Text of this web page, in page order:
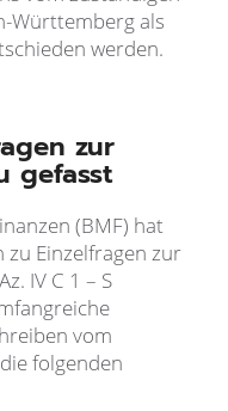
Württemberg als
werden.
zur
gefasst
(BMF) hat
Einzelfragen zur
IV C 1 – S
vom
folgenden